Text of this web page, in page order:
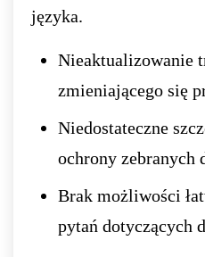
języka.
Nieaktualizowanie
zmieniającego się
Niedostateczne
ochrony zebranych
Brak możliwości
pytań dotyczących